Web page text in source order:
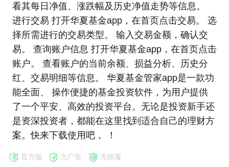
看其每日净值、涨跌幅及历史净值走势等信息。
进行交易 打开华夏基金app，在首页点击交易。 选
择所需进行的交易类型。 输入交易金额，确认交
易。 查询账户信息 打开华夏基金app，在首页点击
账户。 查看账户的当前余额、损益分析、历史分
红、交易明细等信息。 华夏基金管家app是一款功
能全面、 操作便捷的基金投资软件，为用户提供
了一个平安、高效的投资平台。无论是投资新手还
是资深投资者，都能在这里找到适合自己的理财方
案。快来下载使用吧， ！
官方版 无广告 无病毒